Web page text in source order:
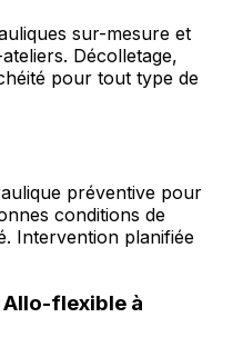
sur-mesure et
Décolletage,
pour tout type de
préventive pour
conditions de
Intervention planifiée
Allo-flexible à